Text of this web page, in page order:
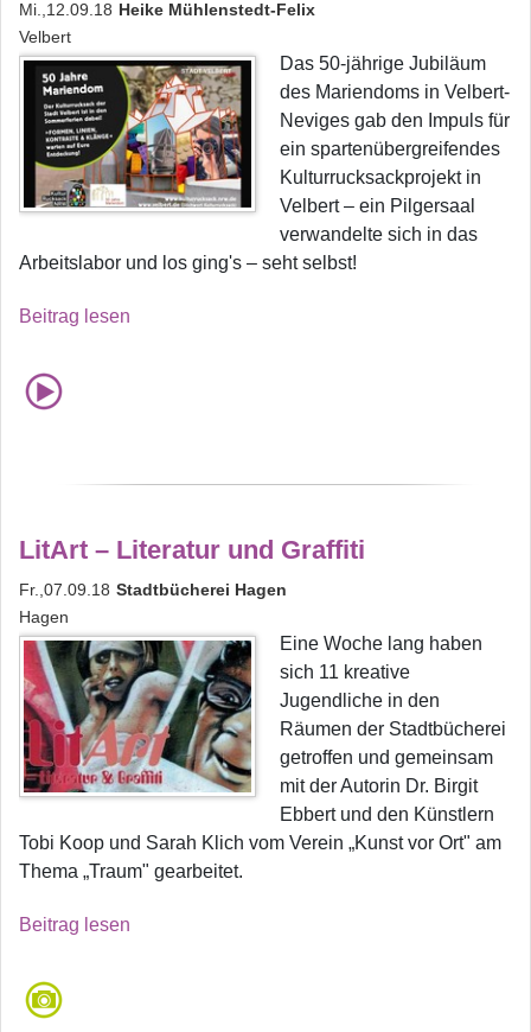
Mi.,12.09.18 Heike Mühlenstedt-Felix
Velbert
Das 50-jährige Jubiläum
des Mariendoms in Velbert-
Neviges gab den Impuls für
ein spartenübergreifendes
Kulturrucksackprojekt in
Velbert – ein Pilgersaal
verwandelte sich in das
Arbeitslabor und los ging's – seht selbst!
Beitrag lesen
LitArt – Literatur und Graffiti
Fr.,07.09.18 Stadtbücherei Hagen
Hagen
Eine Woche lang haben
sich 11 kreative
Jugendliche in den
Räumen der Stadtbücherei
getroffen und gemeinsam
mit der Autorin Dr. Birgit
Ebbert und den Künstlern
Tobi Koop und Sarah Klich vom Verein „Kunst vor Ort" am
Thema „Traum" gearbeitet.
Beitrag lesen